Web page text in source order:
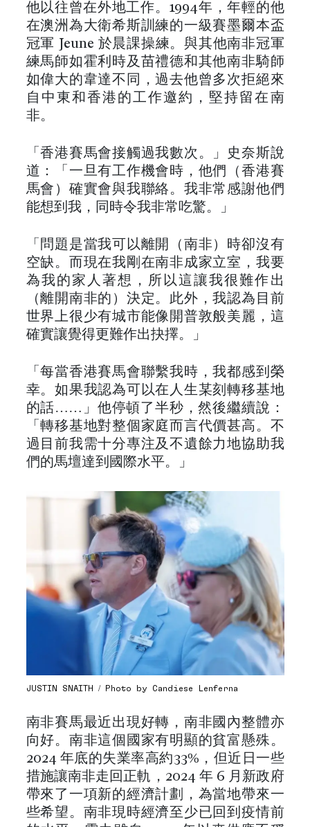
他以往曾在外地工作。1994年，年輕的他
在澳洲為大衛希斯訓練的一級賽墨爾本盃
冠軍 Jeune 於晨課操練。與其他南非冠軍
練馬師如霍利時及苗禮德和其他南非騎師
如偉大的韋達不同，過去他曾多次拒絕來
自中東和香港的工作邀約，堅持留在南
非。
「香港賽馬會接觸過我數次。」史奈斯說
道：「一旦有工作機會時，他們（香港賽
馬會）確實會與我聯絡。我非常感謝他們
能想到我，同時令我非常吃驚。」
「問題是當我可以離開（南非）時卻沒有
空缺。而現在我剛在南非成家立室，我要
為我的家人著想，所以這讓我很難作出
（離開南非的）決定。此外，我認為目前
世界上很少有城市能像開普敦般美麗，這
確實讓覺得更難作出抉擇。」
「每當香港賽馬會聯繫我時，我都感到榮
幸。如果我認為可以在人生某刻轉移基地
的話……」他停頓了半秒，然後繼續說：
「轉移基地對整個家庭而言代價甚高。不
過目前我需十分專注及不遺餘力地協助我
們的馬壇達到國際水平。」
JUSTIN SNAITH / Photo by Candiese Lenferna
南非賽馬最近出現好轉，南非國內整體亦
向好。南非這個國家有明顯的貧富懸殊。
2024 年底的失業率高約33%，但近日一些
措施讓南非走回正軌，2024 年 6 月新政府
帶來了一項新的經濟計劃，為當地帶來一
些希望。南非現時經濟至少已回到疫情前